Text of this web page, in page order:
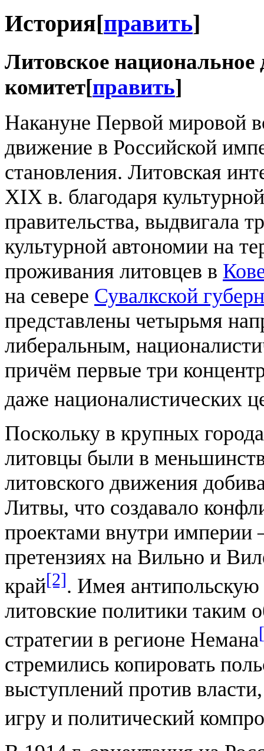
История[править]
Литовское
комитет[править]
Накануне Первой мировой
движение в Российской
становления. Литовская
XIX в. благодаря
правительства, выдвигала
культурной автономии на
проживания литовцев в
на севере Сувалкской
представлены четырьмя
либеральным,
причём первые три
даже националистических
Поскольку в крупных
литовцы были в
литовского движения
Литвы, что создавало
проектами внутри
претензиях на Вильно и
край[2]. Имея
литовские политики таким
стратегии в регионе Немана
стремились копировать
выступлений против
игру и политический